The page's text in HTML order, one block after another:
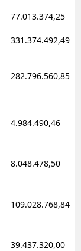
77.013.374,25
331.374.492,49
282.796.560,85
4.984.490,46
8.048.478,50
109.028.768,84
39.437.320,00